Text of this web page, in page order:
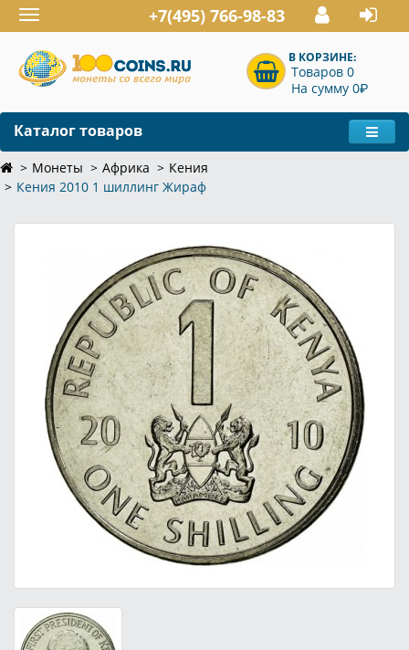
Toggle
navigation
+7(495) 766-98-83
В КОРЗИНЕ:
Товаров 0
На сумму 0P
Каталог товаров
Монеты Африка
Кения
Кения 2010 1 шиллинг Жираф